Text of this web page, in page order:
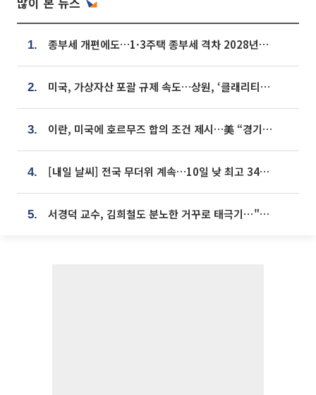
1. 종부세 개편에도…1·3주택 종부세 격차 2028년부터 확대
2. 미국, 가상자산 포괄 규제 속도…상원, ‘클래리티법’ 9월 절차투표 추진
3. 이란, 미국에 호르무즈 합의 조건 제시…美 “경기 아직 안 끝나” [종합]
4. [내일 날씨] 전국 무더위 계속…10일 낮 최고 34도 육박
5. 서경덕 교수, 김희철도 분노한 거꾸로 태극기⋯"엉터리는 아냐, 아쉬울 뿐"